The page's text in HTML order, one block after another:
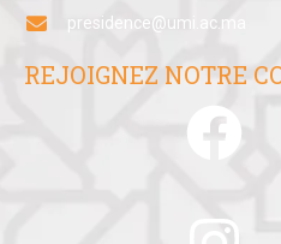
presidence@umi.ac.ma
REJOIGNEZ NOTRE